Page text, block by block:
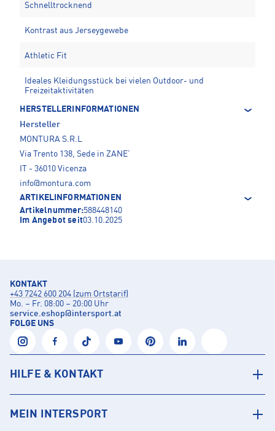
Schnelltrocknend
Kontrast aus Jerseygewebe
Athletic Fit
Ideales Kleidungsstück bei vielen Outdoor- und
Freizeitaktivitäten
HERSTELLERINFORMATIONEN
Hersteller
MONTURA S.R.L
Via Trento 138, Sede in ZANE’
IT - 36010 Vicenza
info@montura.com
ARTIKELINFORMATIONEN
Artikelnummer:588448140
Im Angebot seit03.10.2025
KONTAKT
+43 7242 600 204 (zum Ortstarif)
Mo. – Fr. 08:00 – 20:00 Uhr
service.eshop@intersport.at
FOLGE UNS
HILFE & KONTAKT
MEIN INTERSPORT